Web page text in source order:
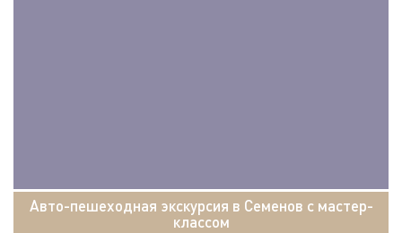
Авто-пешеходная экскурсия в Семенов с мастер-
классом